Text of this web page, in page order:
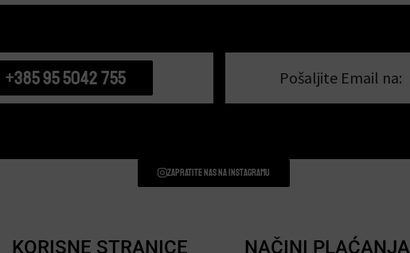
+385 95 5042 755 Pošaljite Email na:
Zapratite nas na instagramu
KORISNE STRANICE NAČINI PLAĆANJA